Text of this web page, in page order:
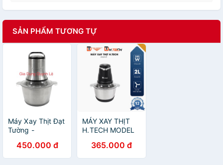
SẢN PHẨM TƯƠNG TỰ
Máy Xay Thịt Đạt
Tường -
Đa Năng Cối Inox
450.000 đ
MÁY XAY THỊT
H.TECH MODEL
365.000 đ